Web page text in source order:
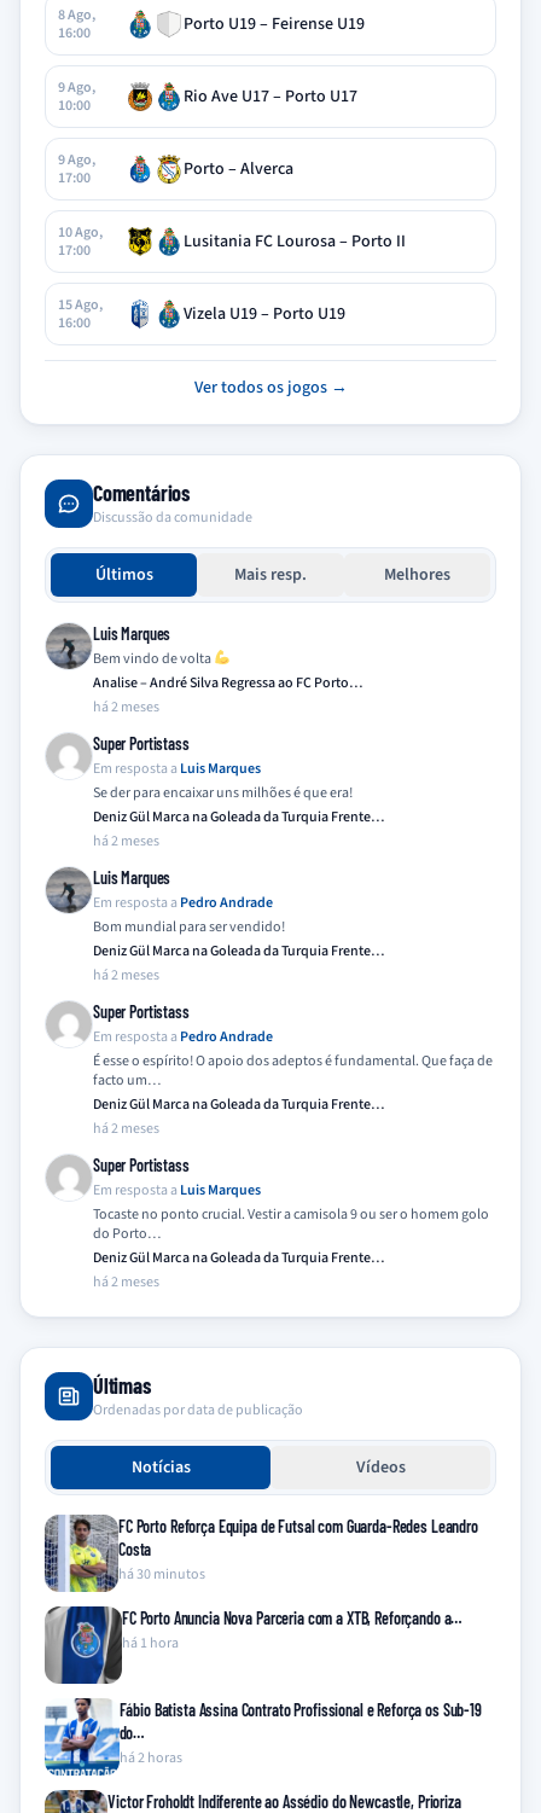
8 Ago,
16:00
Porto U19 – Feirense U19
9 Ago,
10:00
Rio Ave U17 – Porto U17
9 Ago,
17:00
Porto – Alverca
10 Ago,
17:00
Lusitania FC Lourosa – Porto II
15 Ago,
16:00
Vizela U19 – Porto U19
Ver todos os jogos →
Comentários
Discussão da comunidade
Últimos Mais resp. Melhores
Luis Marques
Bem vindo de volta
Analise – André Silva Regressa ao FC Porto…
há 2 meses
Super Portistass
Em resposta a Luis Marques
Se der para encaixar uns milhões é que era!
Deniz Gül Marca na Goleada da Turquia Frente…
há 2 meses
Luis Marques
Em resposta a Pedro Andrade
Bom mundial para ser vendido!
Deniz Gül Marca na Goleada da Turquia Frente…
há 2 meses
Super Portistass
Em resposta a Pedro Andrade
É esse o espírito! O apoio dos adeptos é fundamental. Que faça de
facto um…
Deniz Gül Marca na Goleada da Turquia Frente…
há 2 meses
Super Portistass
Em resposta a Luis Marques
Tocaste no ponto crucial. Vestir a camisola 9 ou ser o homem golo
do Porto…
Deniz Gül Marca na Goleada da Turquia Frente…
há 2 meses
Últimas
Ordenadas por data de publicação
Notícias Vídeos
FC Porto Reforça Equipa de Futsal com Guarda-Redes Leandro
Costa
há 30 minutos
FC Porto Anuncia Nova Parceria com a XTB, Reforçando a…
há 1 hora
Fábio Batista Assina Contrato Profissional e Reforça os Sub-19
do…
há 2 horas
Victor Froholdt Indiferente ao Assédio do Newcastle, Prioriza